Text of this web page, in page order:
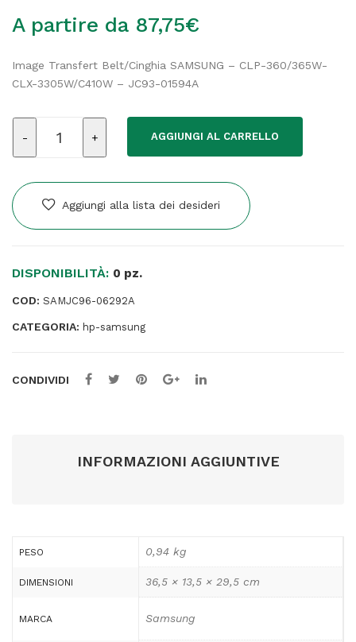
A partire da 87,75€
Image Transfert Belt/Cinghia SAMSUNG – CLP-360/365W-
CLX-3305W/C410W – JC93-01594A
Hp/Samsung
Cinghia
quantità
AGGIUNGI AL CARRELLO
Aggiungi alla lista dei desideri
DISPONIBILITÀ: 0 pz.
COD: SAMJC96-06292A
CATEGORIA: hp-samsung
CONDIVIDI
INFORMAZIONI AGGIUNTIVE
PESO 0,94 kg
DIMENSIONI 36,5 × 13,5 × 29,5 cm
MARCA Samsung